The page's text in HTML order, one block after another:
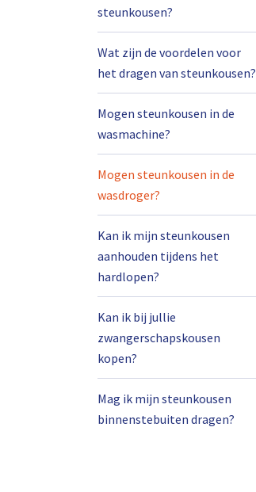
steunkousen?
Wat zijn de voordelen voor
het dragen van steunkousen?
Mogen steunkousen in de
wasmachine?
Mogen steunkousen in de
wasdroger?
Kan ik mijn steunkousen
aanhouden tijdens het
hardlopen?
Kan ik bij jullie
zwangerschapskousen
kopen?
Mag ik mijn steunkousen
binnenstebuiten dragen?